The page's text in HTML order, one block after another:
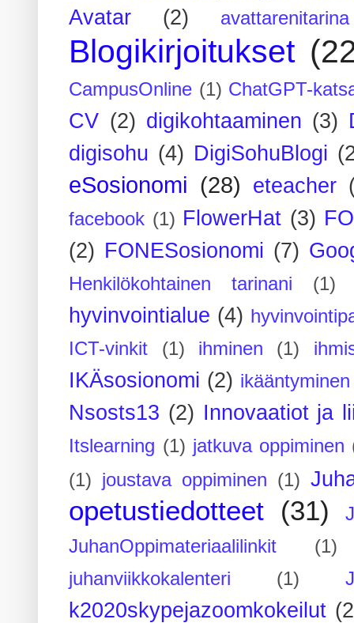
Avatar
(2) avattarenitarina
Blogikirjoitukset
CampusOnline (1) ChatGPT-
CV (2) digikohtaaminen (3)
digisohu (4) DigiSohuBlogi
eSosionomi (28) eteacher
facebook (1) FlowerHat (3)
(2) FONESosionomi (7)
Henkilökohtainen tarinani (1)
hyvinvointialue (4)
ICT-vinkit
(1) ihminen (1)
IKÄsosionomi (2) ikääntyminen
Nsosts13 (2) Innovaatiot ja
Itslearning (1) jatkuva oppiminen
(1) joustava oppiminen (1)
opetustiedotteet (31)
JuhanOppimateriaalilinkit
(1)
juhanviikkokalenteri
(1)
k2020skypejazoomkokeilut